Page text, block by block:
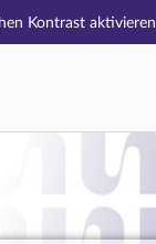
Kontrast aktivieren